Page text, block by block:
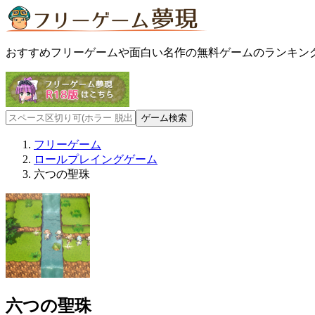
おすすめフリーゲームや面白い名作の無料ゲームのランキン
フリーゲーム
ロールプレイングゲーム
六つの聖珠
六つの聖珠